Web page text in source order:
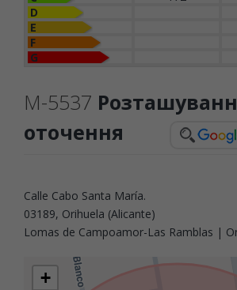
D
E
F
G
M-5537
оточення
Calle Cabo Santa María.
03189, Orihuela (Alicante)
Lomas de Campoamor-Las Ramblas |
+